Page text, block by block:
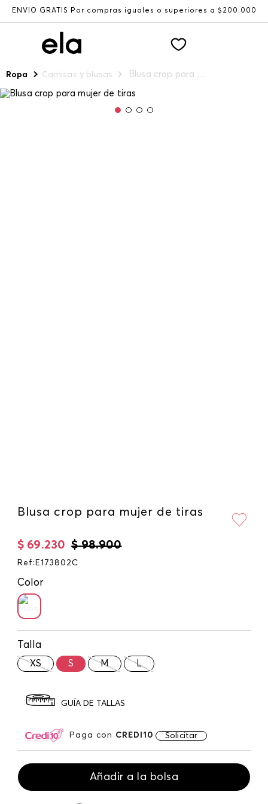
ENVÍO GRATIS Por compras iguales o superiores a $200.000
Ropa Camisas y blusas Blusa crop para mujer de tiras
Blusa crop para mujer de tiras
$ 98.900
$ 69.230
Ref : E173802C
Color
Talla
XS S M L
GUÍA DE TALLAS
Paga con CREDI10 Solicitar
Añadir a la bolsa